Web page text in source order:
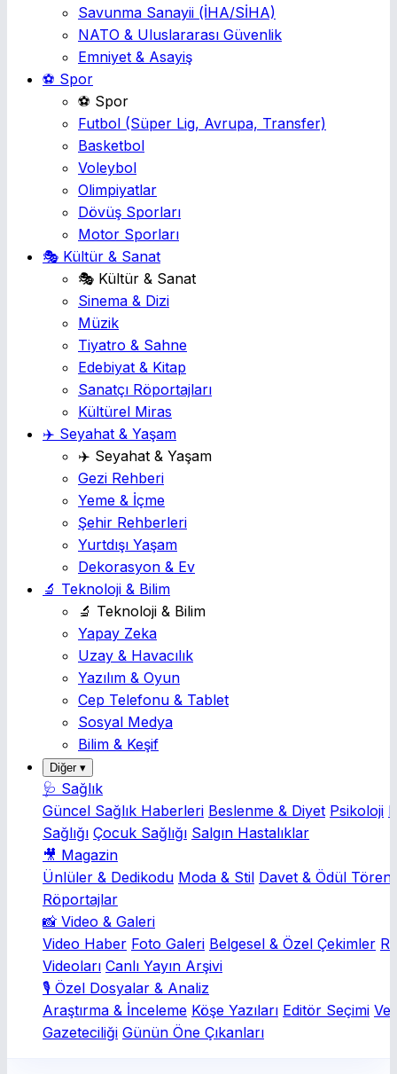
Savunma Sanayii (İHA/SİHA)
NATO & Uluslararası Güvenlik
Emniyet & Asayiş
⚽ Spor
⚽ Spor
Futbol (Süper Lig, Avrupa, Transfer)
Basketbol
Voleybol
Olimpiyatlar
Dövüş Sporları
Motor Sporları
🎭 Kültür & Sanat
🎭 Kültür & Sanat
Sinema & Dizi
Müzik
Tiyatro & Sahne
Edebiyat & Kitap
Sanatçı Röportajları
Kültürel Miras
✈️ Seyahat & Yaşam
✈️ Seyahat & Yaşam
Gezi Rehberi
Yeme & İçme
Şehir Rehberleri
Yurtdışı Yaşam
Dekorasyon & Ev
🔬 Teknoloji & Bilim
🔬 Teknoloji & Bilim
Yapay Zeka
Uzay & Havacılık
Yazılım & Oyun
Cep Telefonu & Tablet
Sosyal Medya
Bilim & Keşif
Diğer ▾
🩺 Sağlık
Güncel Sağlık Haberleri Beslenme & Diyet Psikoloji
Sağlığı Çocuk Sağlığı Salgın Hastalıklar
🎥 Magazin
Ünlüler & Dedikodu Moda & Stil Davet & Ödül
Röportajlar
📸 Video & Galeri
Video Haber Foto Galeri Belgesel & Özel Çekimler
Videoları Canlı Yayın Arşivi
🎙️ Özel Dosyalar & Analiz
Araştırma & İnceleme Köşe Yazıları Editör Seçimi
Gazeteciliği Günün Öne Çıkanları